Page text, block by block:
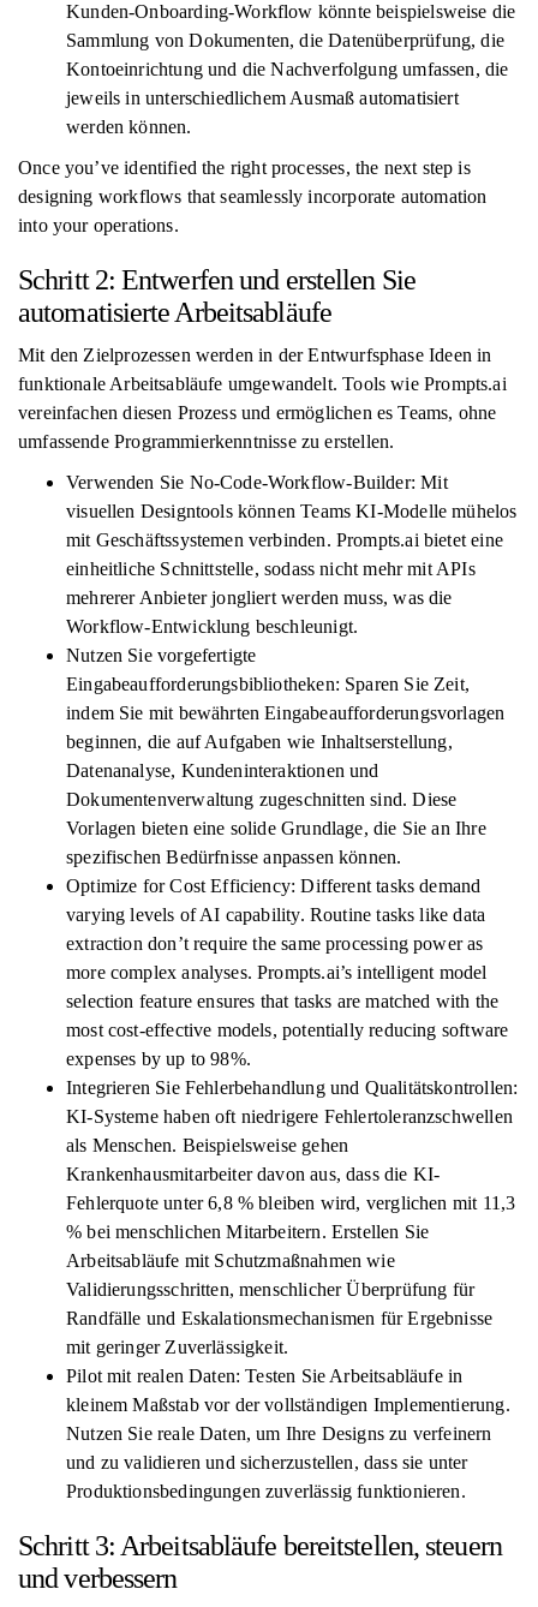
Kunden-Onboarding-Workflow könnte beispielsweise die
Sammlung von Dokumenten, die Datenüberprüfung, die
Kontoeinrichtung und die Nachverfolgung umfassen, die
jeweils in unterschiedlichem Ausmaß automatisiert
werden können.
Once you’ve identified the right processes, the next step is
designing workflows that seamlessly incorporate automation
into your operations.
Schritt 2: Entwerfen und erstellen Sie
automatisierte Arbeitsabläufe
Mit den Zielprozessen werden in der Entwurfsphase Ideen in
funktionale Arbeitsabläufe umgewandelt. Tools wie Prompts.ai
vereinfachen diesen Prozess und ermöglichen es Teams, ohne
umfassende Programmierkenntnisse zu erstellen.
Verwenden Sie No-Code-Workflow-Builder: Mit
visuellen Designtools können Teams KI-Modelle mühelos
mit Geschäftssystemen verbinden. Prompts.ai bietet eine
einheitliche Schnittstelle, sodass nicht mehr mit APIs
mehrerer Anbieter jongliert werden muss, was die
Workflow-Entwicklung beschleunigt.
Nutzen Sie vorgefertigte
Eingabeaufforderungsbibliotheken: Sparen Sie Zeit,
indem Sie mit bewährten Eingabeaufforderungsvorlagen
beginnen, die auf Aufgaben wie Inhaltserstellung,
Datenanalyse, Kundeninteraktionen und
Dokumentenverwaltung zugeschnitten sind. Diese
Vorlagen bieten eine solide Grundlage, die Sie an Ihre
spezifischen Bedürfnisse anpassen können.
Optimize for Cost Efficiency: Different tasks demand
varying levels of AI capability. Routine tasks like data
extraction don’t require the same processing power as
more complex analyses. Prompts.ai’s intelligent model
selection feature ensures that tasks are matched with the
most cost-effective models, potentially reducing software
expenses by up to 98%.
Integrieren Sie Fehlerbehandlung und Qualitätskontrollen:
KI-Systeme haben oft niedrigere Fehlertoleranzschwellen
als Menschen. Beispielsweise gehen
Krankenhausmitarbeiter davon aus, dass die KI-
Fehlerquote unter 6,8 % bleiben wird, verglichen mit 11,3
% bei menschlichen Mitarbeitern. Erstellen Sie
Arbeitsabläufe mit Schutzmaßnahmen wie
Validierungsschritten, menschlicher Überprüfung für
Randfälle und Eskalationsmechanismen für Ergebnisse
mit geringer Zuverlässigkeit.
Pilot mit realen Daten: Testen Sie Arbeitsabläufe in
kleinem Maßstab vor der vollständigen Implementierung.
Nutzen Sie reale Daten, um Ihre Designs zu verfeinern
und zu validieren und sicherzustellen, dass sie unter
Produktionsbedingungen zuverlässig funktionieren.
Schritt 3: Arbeitsabläufe bereitstellen, steuern
und verbessern